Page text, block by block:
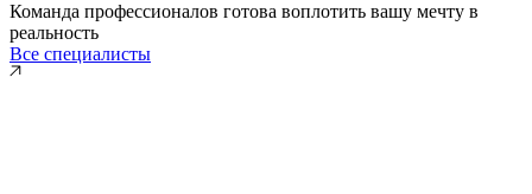
Команда профессионалов готова воплотить вашу мечту в
реальность
Все специалисты